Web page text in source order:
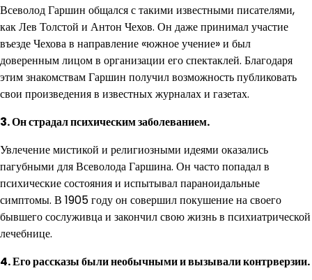
Всеволод Гаршин общался с такими известными писателями,
как Лев Толстой и Антон Чехов. Он даже принимал участие
въезде Чехова в направление «южное учение» и был
доверенным лицом в организации его спектаклей. Благодаря
этим знакомствам Гаршин получил возможность публиковать
свои произведения в известных журналах и газетах.
3. Он страдал психическим заболеванием.
Увлечение мистикой и религиозными идеями оказались
пагубными для Всеволода Гаршина. Он часто попадал в
психические состояния и испытывал параноидальные
симптомы. В 1905 году он совершил покушение на своего
бывшего сослуживца и закончил свою жизнь в психиатрической
лечебнице.
4. Его рассказы были необычными и вызывали контрверзии.